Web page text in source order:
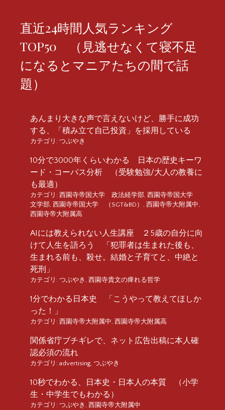
直近24時間人気ランキング
TOP50 （見逃せなくて寝不足
になるとマニアたちの間で話
題）
あんまり大きな声で言えないけど、勝手に成功
する、「積み立て自己投資」を採用している
カテゴリ: つぶやき
10分で3000年くらいわかる 日本の歴史キーワ
ード・コーパス分析 （受験勉強/大人の教養に
も最適）
カテゴリ: 西園寺帝国大学 政法経学部, 西園寺帝国大学
文学部, 西園寺帝国大学 （SGT&BD） , 西園寺帝大附属中,
西園寺帝大附属高
AIには教えられない人生講座 ２5歳の自分に向
けて人生を語ろう 「犯罪者は生まれた後も、
生まれる前も、殺せ。結婚と子育てと、中絶と
死刑」
カテゴリ: つぶやき , 西園寺貴文の痺れる哲学
1分でわかる日本史 「こうやって教えてほしか
った！」
カテゴリ: 西園寺帝大附属中, 西園寺帝大附属高
関係省庁ブチギレで、ネット広告出稿に本人確
認必須の流れ
カテゴリ: advertising, つぶやき
10秒でわかる、日本史・日本人の本質 （小学
生・中学生でもわかる）
カテゴリ: つぶやき , 西園寺帝大附属中